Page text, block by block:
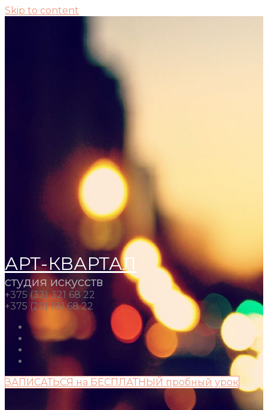
Skip to content
АРТ-КВАРТАЛ
студия искусств
+375 (33) 321 68 22
+375 (29) 181 68 22
ЗАПИСАТЬСЯ на БЕСПЛАТНЫЙ пробный урок